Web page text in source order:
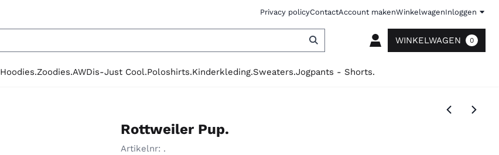
Privacy policyContactAccount makenWinkelwagenInloggen
WINKELWAGEN 0
Hoodies.Zoodies.AWDis-Just Cool.Poloshirts.Kinderkleding.Sweaters.Jogpants - Shorts.
Rottweiler Pup.
Artikelnr: .